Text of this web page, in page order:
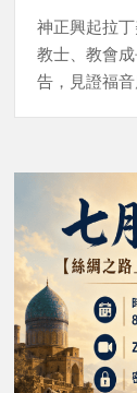
神正興起拉
教士、教會
告，見證福音